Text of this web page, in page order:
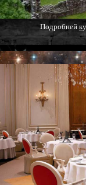
Подробней